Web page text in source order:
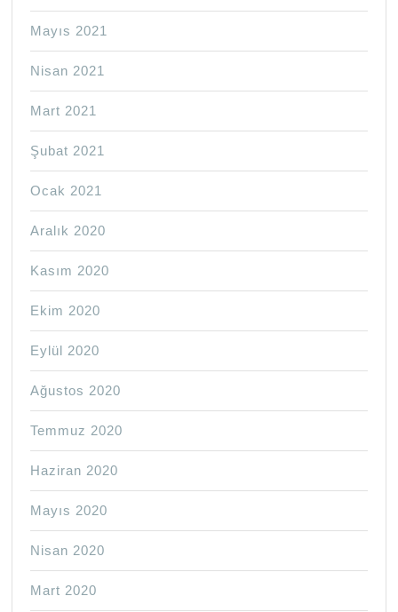
Mayıs 2021
Nisan 2021
Mart 2021
Şubat 2021
Ocak 2021
Aralık 2020
Kasım 2020
Ekim 2020
Eylül 2020
Ağustos 2020
Temmuz 2020
Haziran 2020
Mayıs 2020
Nisan 2020
Mart 2020